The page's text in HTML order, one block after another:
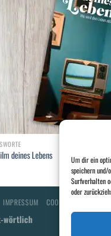
Um dir ein
speichern und/
Surfverhalten
oder
deines Lebens
IMPRESSUM COOKIE-RICHTLINIE
wörtlich